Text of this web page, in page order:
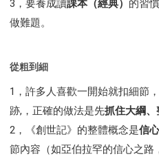
3，要養成讀課本（經典） 的習
做難題。
從粗到細
1，許多人喜歡一開始就扣細節
跡,，正確的做法是先抓住大綱
2，《創世記》的整體概念是信心
節內容（如亞伯拉罕的信心之路